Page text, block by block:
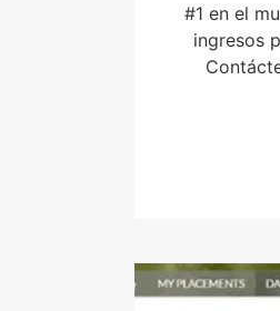
#1 en el
ingresos